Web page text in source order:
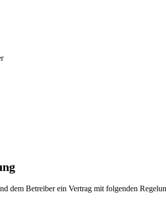
Betreiber ein Vertrag mit folgenden